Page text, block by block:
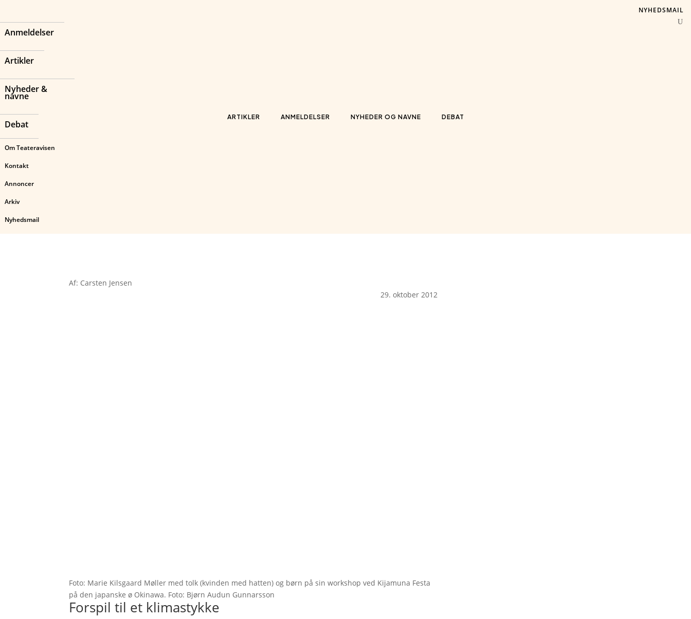
Anmeldelser
Artikler
Nyheder &
navne
Debat
Om Teateravisen
Kontakt
Annoncer
Arkiv
Nyhedsmail
ARTIKLER ANMELDELSER NYHEDER OG NAVNE DEBAT
NYHEDSMAIL
Af: Carsten Jensen
29. oktober 2012
Foto: Marie Kilsgaard Møller med tolk (kvinden med hatten) og børn på sin workshop ved Kijamuna Festa
på den japanske ø Okinawa. Foto: Bjørn Audun Gunnarsson
Forspil til et klimastykke